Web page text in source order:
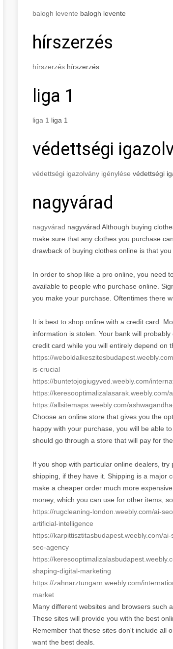
balogh levente balogh levente
hírszerzés
hírszerzés hírszerzés
liga 1
liga 1 liga 1
védettségi
védettségi igazolvány igénylése védettségi
nagyvárad
nagyvárad nagyvárad Although buying
make sure that any clothes you purchase
drawback of buying clothes online is that
In order to shop like a pro online, you need
available to people who purchase online.
you make your purchase. Oftentimes there
It is best to shop online with a credit card.
information is stolen. Your bank will
credit card while you will entirely depend on
https://weboldalkeszitesbudapest.
is-crucial
https://buntetojogiugyved. weebly.com/
https://keresooptimalizalasarak. weebly.com/
https://allsitemaps.weebly.com/
Choose an online store that gives you the
happy with your purchase, you will be able
should go through a store that will pay for
If you shop with particular online dealers,
shipping, if they have it. Shipping is a major
make a cheaper order much more
money, which you can use for other items,
https://rugcleaning-london. weebly.com/ai-
artificial-intelligence
https://karpittisztitasbudapest. weebly.com/
seo-agency
https://keresooptimalizalasbudapest.
shaping-digital-marketing
https://zahnarztungarn.weebly.com/
market
Many different websites and browsers such
These sites will provide you with the best
Remember that these sites don't include all
want the best deals.